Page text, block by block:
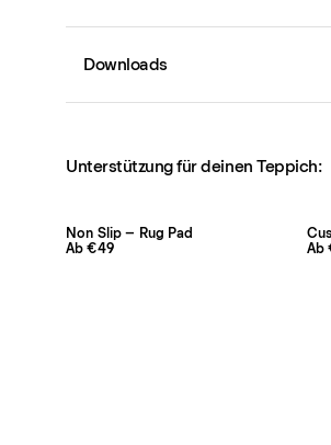
Downloads
Unterstützung für deinen Teppich:
Non Slip – Rug Pad
Ab €49
Ab